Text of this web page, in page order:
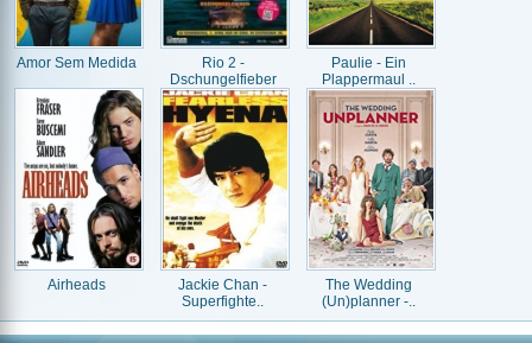
Amor Sem Medida
Rio 2 -
Dschungelfieber
Paulie - Ein
Plappermaul ..
Airheads
Jackie Chan -
Superfighte..
The Wedding
(Un)planner -..